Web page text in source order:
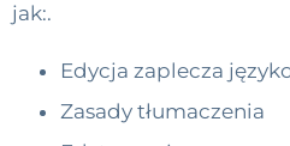
jak:.
Edycja zaplecza
Zasady tłumaczenia